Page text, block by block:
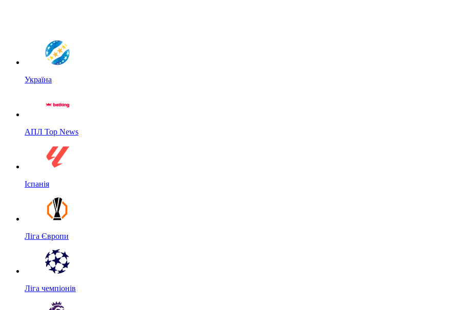
Україна
АПЛ Top News
Іспанія
Ліга Європи
Ліга чемпіонів